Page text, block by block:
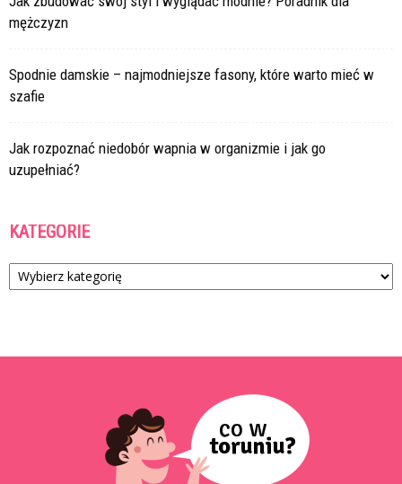
mężczyzn
Spodnie damskie – najmodniejsze fasony, które warto mieć w
szafie
Jak rozpoznać niedobór wapnia w organizmie i jak go
uzupełniać?
KATEGORIE
Kategorie